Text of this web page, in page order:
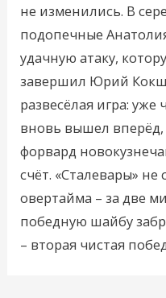
не изменились. В
подопечные
удачную атаку,
завершил Юрий
развесёлая игра: уже
вновь вышел
форвард
счёт. «Сталевары»
овертайма – за две
победную шайбу
– вторая чистая